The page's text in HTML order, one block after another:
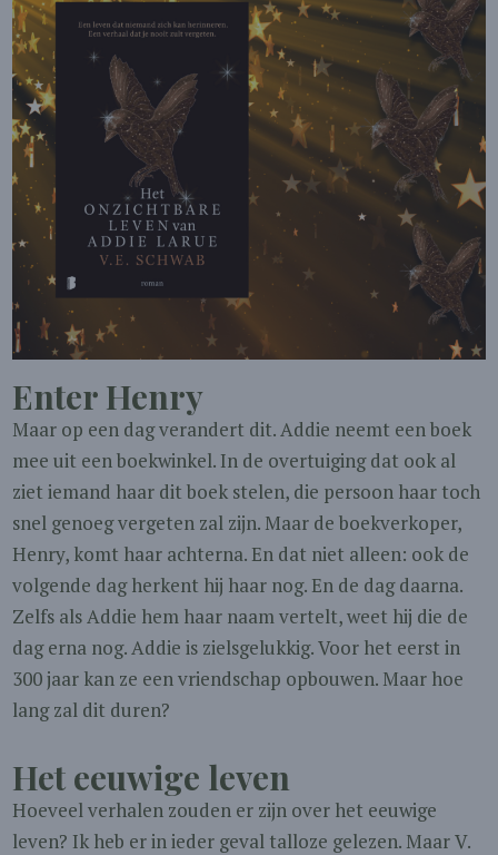
Enter Henry
Maar op een dag verandert dit. Addie neemt een boek
mee uit een boekwinkel. In de overtuiging dat ook al
ziet iemand haar dit boek stelen, die persoon haar toch
snel genoeg vergeten zal zijn. Maar de boekverkoper,
Henry, komt haar achterna. En dat niet alleen: ook de
volgende dag herkent hij haar nog. En de dag daarna.
Zelfs als Addie hem haar naam vertelt, weet hij die de
dag erna nog. Addie is zielsgelukkig. Voor het eerst in
300 jaar kan ze een vriendschap opbouwen. Maar hoe
lang zal dit duren?
Het eeuwige leven
Hoeveel verhalen zouden er zijn over het eeuwige
leven? Ik heb er in ieder geval talloze gelezen. Maar V.